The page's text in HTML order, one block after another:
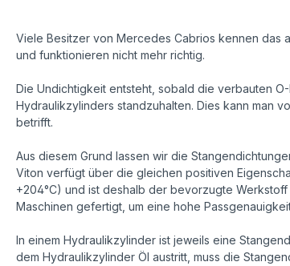
Viele Besitzer von Mercedes Cabrios kennen das
und funktionieren nicht mehr richtig.
Die Undichtigkeit entsteht, sobald die verbauten
Hydraulikzylinders standzuhalten. Dies kann man
betrifft.
Aus diesem Grund lassen wir die
Viton verfügt über die gleichen positiven
+204°C) und ist deshalb der bevorzugte
Maschinen gefertigt, um eine hohe
In einem Hydraulikzylinder ist jeweils eine
dem Hydraulikzylinder Öl austritt, muss die